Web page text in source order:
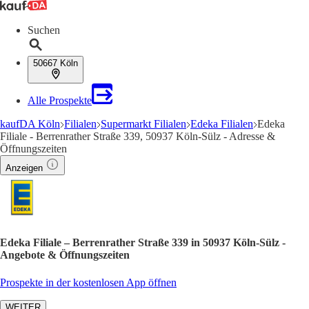
Suchen
50667 Köln
Alle Prospekte
kaufDA Köln Filialen Supermarkt Filialen Edeka Filialen Edeka
Filiale - Berrenrather Straße 339, 50937 Köln-Sülz - Adresse &
Öffnungszeiten
Anzeigen
Edeka Filiale – Berrenrather Straße 339 in 50937 Köln-Sülz -
Angebote & Öffnungszeiten
Prospekte in der kostenlosen App öffnen